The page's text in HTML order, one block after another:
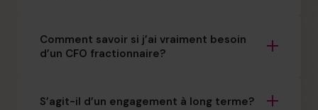
Comment savoir si j’ai vraiment besoin
d’un CFO fractionnaire?
S’agit-il d’un engagement à long terme?